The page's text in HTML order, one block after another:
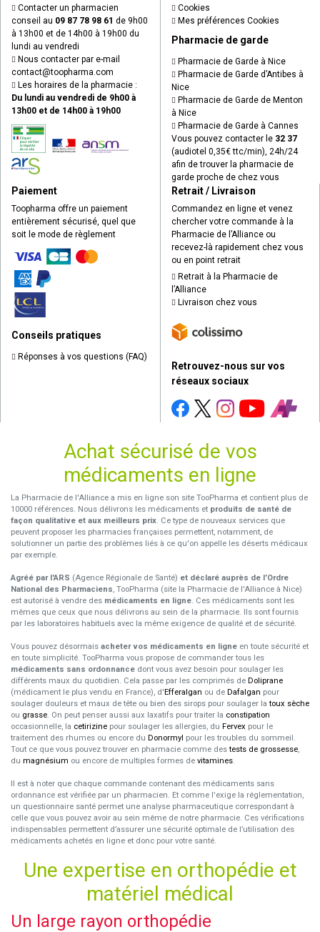
Contacter un pharmacien
conseil au 09 87 78 98 61 de 9h00
à 13h00 et de 14h00 à 19h00 du
lundi au vendredi
Nous contacter par e-mail
contact@toopharma.com
Les horaires de la pharmacie :
Du lundi au vendredi de 9h00 à
13h00 et de 14h00 à 19h00
Cookies
Mes préférences Cookies
Pharmacie de garde
Pharmacie de Garde à Nice
Pharmacie de Garde d’Antibes à
Nice
Pharmacie de Garde de Menton
à Nice
Pharmacie de Garde à Cannes
Vous pouvez contacter le 32 37
(audiotel 0,35€ ttc/min), 24h/24
afin de trouver la pharmacie de
garde proche de chez vous
Paiement
Toopharma offre un paiement
entièrement sécurisé, quel que
soit le mode de règlement
Conseils pratiques
Réponses à vos questions (FAQ)
Retrait / Livraison
Commandez en ligne et venez
chercher votre commande à la
Pharmacie de l’Alliance ou
recevez-là rapidement chez vous
ou en point retrait
Retrait à la Pharmacie de
l’Alliance
Livraison chez vous
Retrouvez-nous sur vos
réseaux sociaux
Achat sécurisé de vos
médicaments en ligne
La Pharmacie de l'Alliance a mis en ligne son site TooPharma et contient plus de
10000 références. Nous délivrons les médicaments et produits de santé de
façon qualitative et aux meilleurs prix. Ce type de nouveaux services que
peuvent proposer les pharmacies françaises permettent, notamment, de
solutionner un partie des problèmes liés à ce qu'on appelle les déserts médicaux
par exemple.
Agréé par l'ARS (Agence Régionale de Santé) et déclaré auprès de l’Ordre
National des Pharmaciens, TooPharma (site la Pharmacie de l'Alliance à Nice)
est autorisé à vendre des médicaments en ligne. Ces médicaments sont les
mêmes que ceux que nous délivrons au sein de la pharmacie. Ils sont fournis
par les laboratoires habituels avec la même exigence de qualité et de sécurité.
Vous pouvez désormais acheter vos médicaments en ligne en toute sécurité et
en toute simplicité. TooPharma vous propose de commander tous les
médicaments sans ordonnance dont vous avez besoin pour soulager les
différents maux du quotidien. Cela passe par les comprimés de Doliprane
(médicament le plus vendu en France), d'Efferalgan ou de Dafalgan pour
soulager douleurs et maux de tête ou bien des sirops pour soulager latoux sèche
ou grasse. On peut penser aussi aux laxatifs pour traiter la constipation
occasionnelle, la cetirizine pour soulager les allergies, du Fervex pour le
traitement des rhumes ou encore du Donormyl pour les troubles du sommeil.
Tout ce que vous pouvez trouver en pharmacie comme destests de grossesse,
du magnésium ou encore de multiples formes de vitamines.
Il est à noter que chaque commande contenant des médicaments sans
ordonnance est vérifiée par un pharmacien. Et comme l'exige la réglementation,
un questionnaire santé permet une analyse pharmaceutique correspondant à
celle que vous pouvez avoir au sein même de notre pharmacie. Ces vérifications
indispensables permettent d’assurer une sécurité optimale de l’utilisation des
médicaments achetés en ligne et donc pour votre santé.
Une expertise en orthopédie et
matériel médical
Un large rayon orthopédie